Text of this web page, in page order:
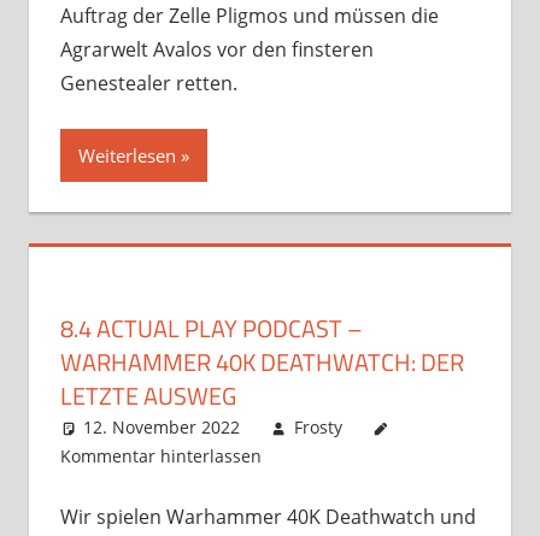
Auftrag der Zelle Pligmos und müssen die
Agrarwelt Avalos vor den finsteren
Genestealer retten.
Weiterlesen
8.4 ACTUAL PLAY PODCAST –
WARHAMMER 40K DEATHWATCH: DER
LETZTE AUSWEG
12. November 2022
Frosty
Kommentar hinterlassen
Wir spielen Warhammer 40K Deathwatch und